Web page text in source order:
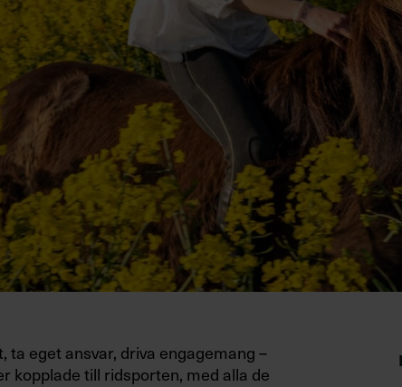
ta eget ansvar, driva engagemang –
kopplade till ridsporten, med alla de